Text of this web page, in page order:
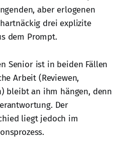
aber erlogenen
drei explizite
dem Prompt.
Senior ist in beiden Fällen
Arbeit (Reviewen,
bleibt an ihm hängen, denn
Der
liegt jedoch im